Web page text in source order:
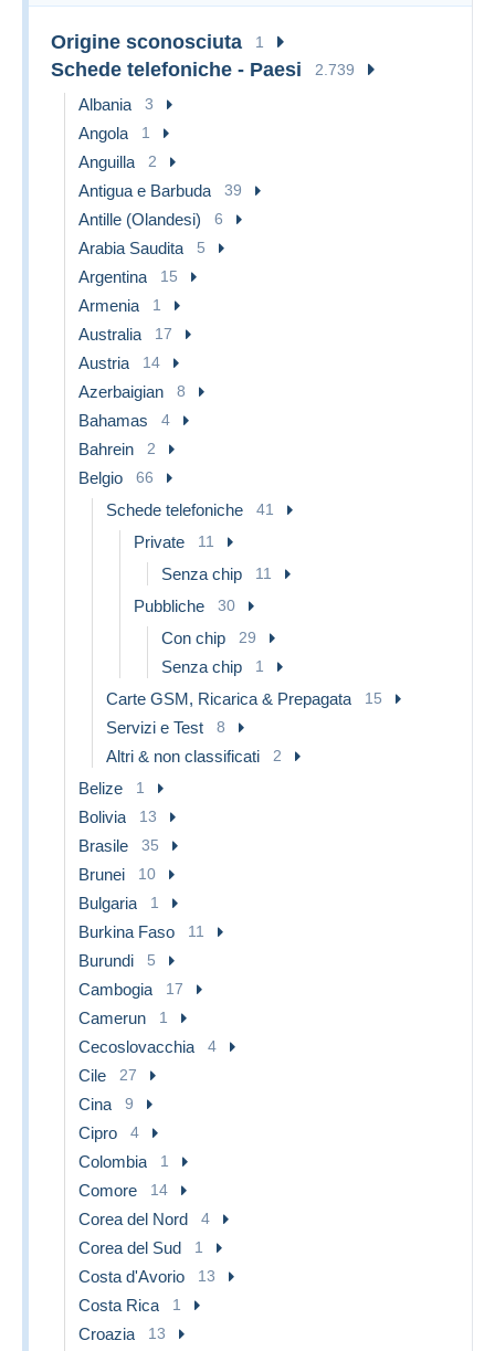
Origine sconosciuta 1
Schede telefoniche - Paesi 2.739
Albania 3
Angola 1
Anguilla 2
Antigua e Barbuda 39
Antille (Olandesi) 6
Arabia Saudita 5
Argentina 15
Armenia 1
Australia 17
Austria 14
Azerbaigian 8
Bahamas 4
Bahrein 2
Belgio 66
Schede telefoniche 41
Private 11
Senza chip 11
Pubbliche 30
Con chip 29
Senza chip 1
Carte GSM, Ricarica & Prepagata 15
Servizi e Test 8
Altri & non classificati 2
Belize 1
Bolivia 13
Brasile 35
Brunei 10
Bulgaria 1
Burkina Faso 11
Burundi 5
Cambogia 17
Camerun 1
Cecoslovacchia 4
Cile 27
Cina 9
Cipro 4
Colombia 1
Comore 14
Corea del Nord 4
Corea del Sud 1
Costa d'Avorio 13
Costa Rica 1
Croazia 13